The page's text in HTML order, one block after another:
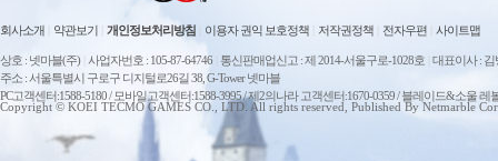
회사소개 약관보기 개인정보처리방침 이용자 권익 보호정책 저작권정책 전자우편 사이트맵
상호 : 넷마블(주) 사업자번호 : 105-87-64746 통신판매업신고 : 제 2014-서울구로-1028호 대표이사 : 김
주소 : 서울특별시 구로구 디지털로26길 38, G-Tower 넷마블
PC고객센터:1588-5180 / 모바일고객센터:1588-3995 / 제2의나라 고객센터:1670-0359 / 블레이드&소울
Copyright © KOEI TECMO GAMES CO., LTD. All rights reserved, Published By Netmarble